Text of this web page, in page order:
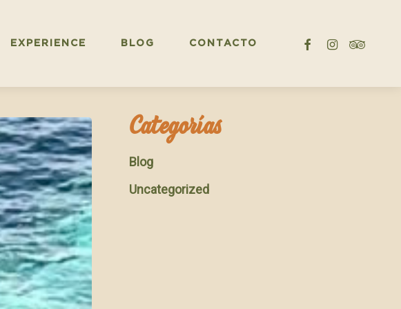
EXPERIENCE BLOG CONTACTO FACEBOOK
INSTAGRAM
Categorías
Blog
Uncategorized